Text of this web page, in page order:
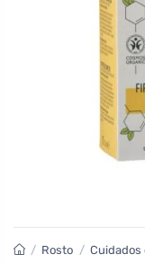
/ Rosto / Cuidados